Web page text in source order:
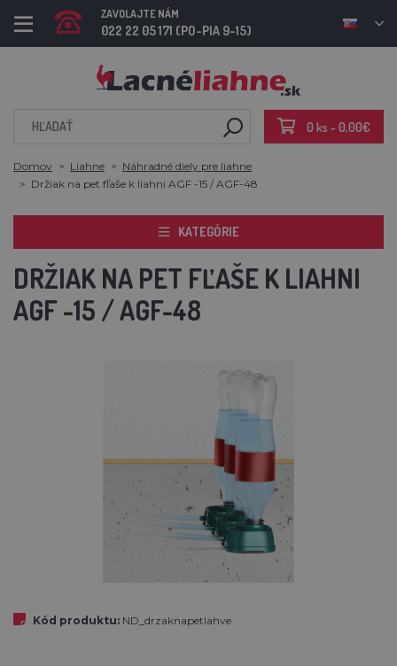
ZAVOLAJTE NÁM
022 22 05 171 (PO-PIA 9-15)
0 ks - 0,00€
Domov Liahne
Náhradné diely pre liahne
Držiak na pet fľaše k liahni AGF -15 / AGF-48
KATEGÓRIE
DRŽIAK NA PET FĽAŠE K LIAHNI
AGF -15 / AGF-48
Kód produktu: ND_drzaknapetlahve